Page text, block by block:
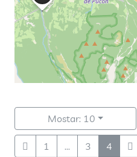
Mostar: 10
1 ... 3 4